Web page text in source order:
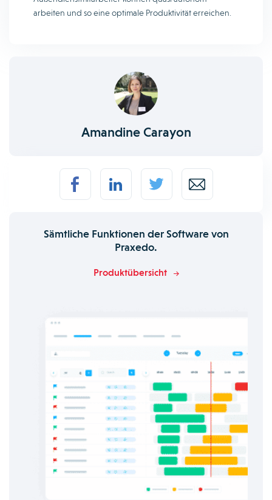
arbeiten und so eine optimale Produktivität erreichen.
Amandine Carayon
Sämtliche Funktionen der Software von
Praxedo.
Produktübersicht